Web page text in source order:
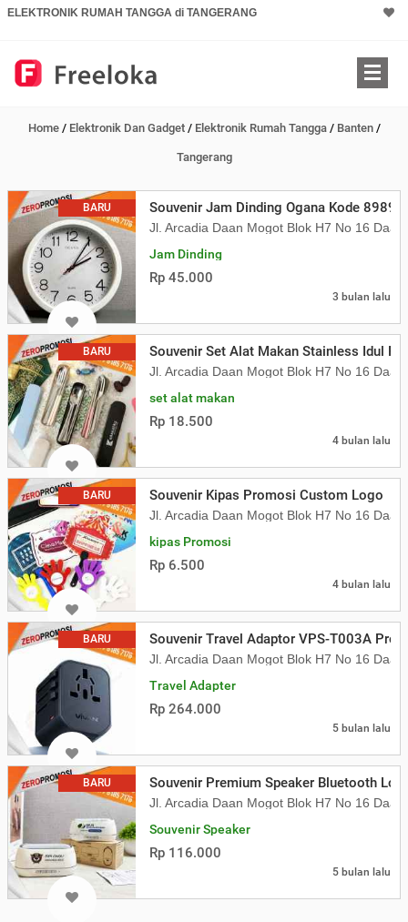
ELEKTRONIK RUMAH TANGGA di TANGERANG
Home / Elektronik Dan Gadget / Elektronik Rumah Tangga / Banten /
Tangerang
BARU Souvenir Jam Dinding Ogana Kode 8989
Jl. Arcadia Daan Mogot Blok H7 No 16
Jam Dinding
Rp 45.000
3 bulan lalu
BARU Souvenir Set Alat Makan Stainless Idul
Jl. Arcadia Daan Mogot Blok H7 No 16
set alat makan
Rp 18.500
4 bulan lalu
BARU Souvenir Kipas Promosi Custom Logo
Jl. Arcadia Daan Mogot Blok H7 No 16
kipas Promosi
Rp 6.500
4 bulan lalu
BARU Souvenir Travel Adaptor VPS-T003A
Jl. Arcadia Daan Mogot Blok H7 No 16
Travel Adapter
Rp 264.000
5 bulan lalu
BARU Souvenir Premium Speaker Bluetooth
Jl. Arcadia Daan Mogot Blok H7 No 16
Souvenir Speaker
Rp 116.000
5 bulan lalu